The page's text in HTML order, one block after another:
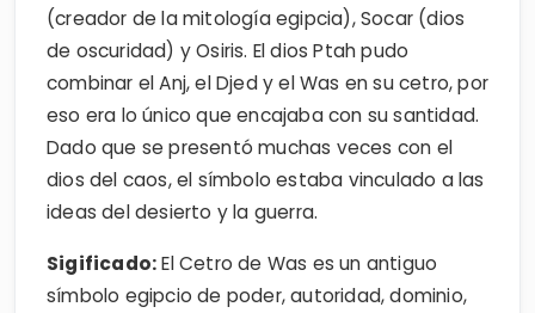
(creador de la mitología egipcia), Socar (dios
de oscuridad) y Osiris. El dios Ptah pudo
combinar el Anj, el Djed y el Was en su cetro, por
eso era lo único que encajaba con su santidad.
Dado que se presentó muchas veces con el
dios del caos, el símbolo estaba vinculado a las
ideas del desierto y la guerra.
Sigificado:El Cetro de Was es un antiguo
símbolo egipcio de poder, autoridad, dominio,